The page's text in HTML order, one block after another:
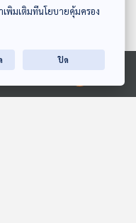
ศไทย
ส.ค. 65
เพิ่มเติมที่นโยบายคุ้มครอง
ปิด